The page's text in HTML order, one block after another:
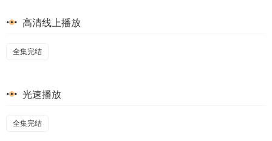
高清线上播放
全集完结
光速播放
全集完结